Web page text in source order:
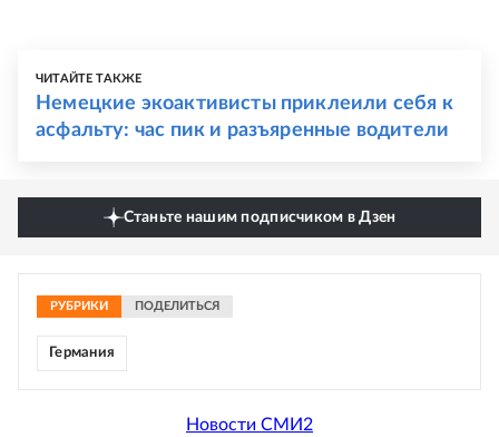
ЧИТАЙТЕ ТАКЖЕ
Немецкие экоактивисты приклеили себя к
асфальту: час пик и разъяренные водители
Станьте нашим подписчиком в Дзен
РУБРИКИ ПОДЕЛИТЬСЯ
Германия
Новости СМИ2